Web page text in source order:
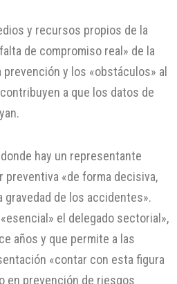
y recursos propios de la
de compromiso real» de la
y los «obstáculos» al
a que los datos de
hay un representante
«de forma decisiva,
gravedad de los accidentes».
el delegado sectorial»,
años y que permite a las
«contar con esta figura
en prevención de riesgos